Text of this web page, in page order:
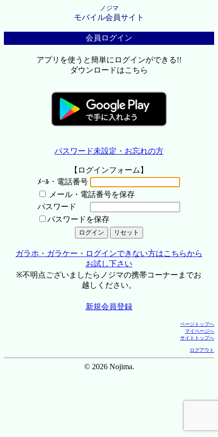
ノジマ
モバイル会員サイト
会員ログイン
アプリを使うと簡単にログインができる!!
ダウンロードはこちら
パスワード未設定・お忘れの方
【ログインフォーム】
ﾒｰﾙ・電話番号
メール・電話番号を保存
パスワード
パスワードを保存
ガラホ・ガラケー・ログインできない方はこちらから
お試し下さい
※不明点ございましたらノジマの携帯コーナーまでお
越しください。
新規会員登録
ページトップへ
マイページへ
サイトトップへ
ログアウト
© 2026 Nojima.